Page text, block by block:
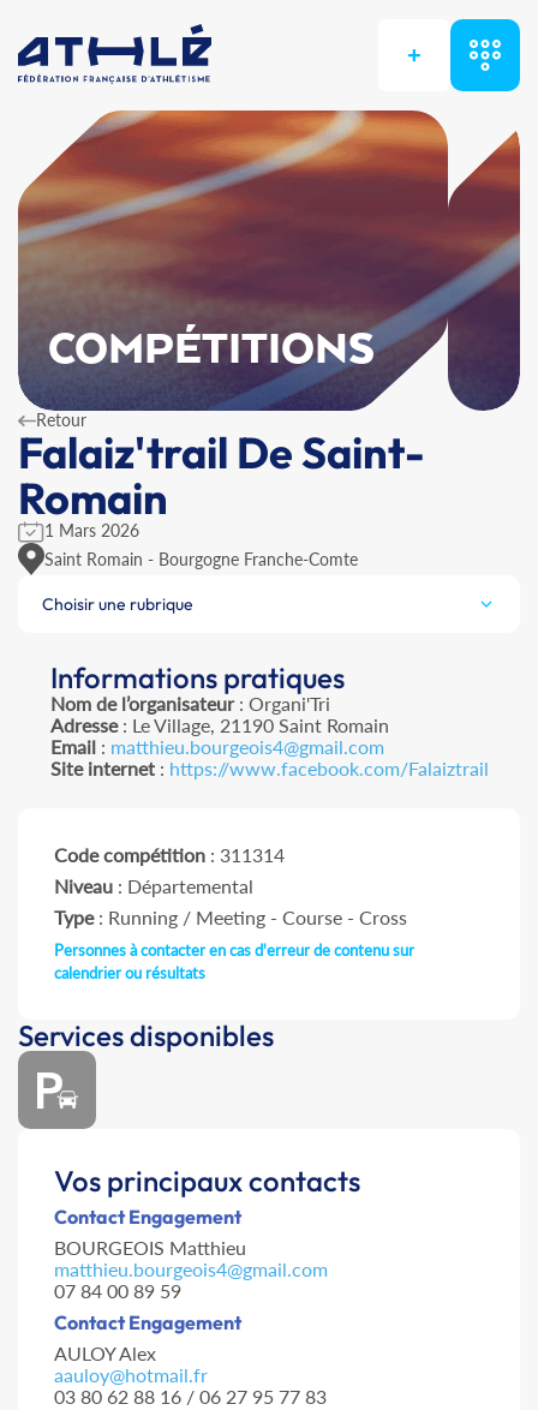
+
COMPÉTITIONS
Retour
Falaiz'trail De Saint-
Romain
1 Mars 2026
Saint Romain - Bourgogne Franche-Comte
Choisir une rubrique
Informations pratiques
Nom de l’organisateur: Organi'Tri
Adresse: Le Village, 21190 Saint Romain
Email: matthieu.bourgeois4@gmail.com
Site internet: https://www.facebook.com/Falaiztrail
Code compétition : 311314
Niveau : Départemental
Type: Running / Meeting - Course - Cross
Personnes à contacter en cas d'erreur de contenu sur
calendrier ou résultats
Services disponibles
Vos principaux contacts
Contact Engagement
BOURGEOIS Matthieu
matthieu.bourgeois4@gmail.com
07 84 00 89 59
Contact Engagement
AULOY Alex
aauloy@hotmail.fr
03 80 62 88 16 / 06 27 95 77 83